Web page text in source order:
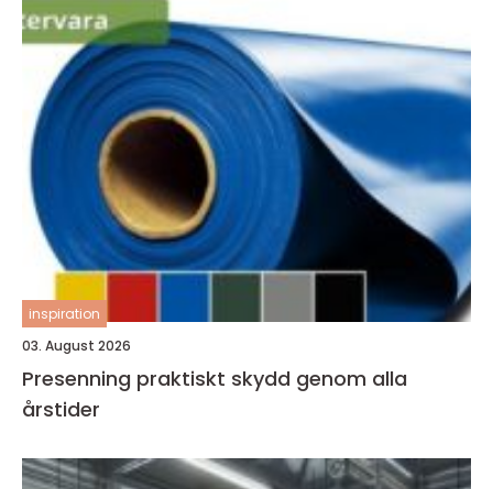
inspiration
03. August 2026
Presenning praktiskt skydd genom alla
årstider